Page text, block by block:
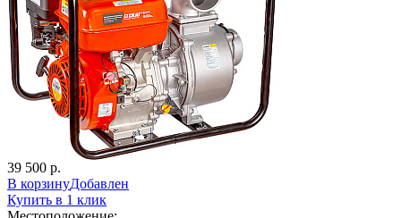
39 500 р.
В корзинуДобавлен
Купить в 1 клик